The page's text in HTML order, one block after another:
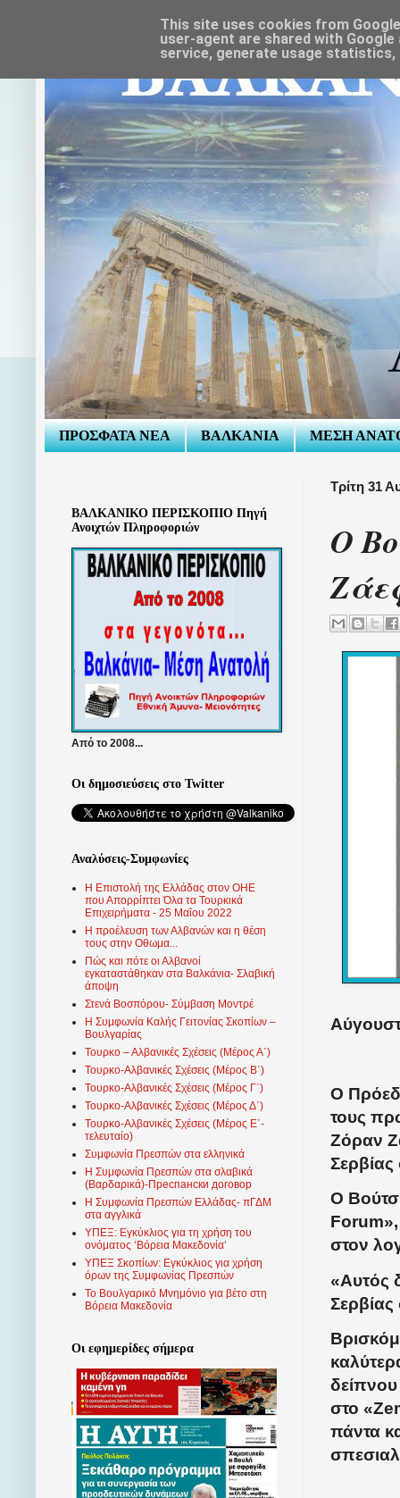
ΠΡΟΣΦΑΤΑ ΝΕΑ ΒΑΛΚΑΝΙΑ ΜΕΣΗ
Τρίτη 31
Ο
Ο
τους
Ζόραν
Ο
Forum»,
στον
«Αυτός
στο
πάντα
ΒΑΛΚΑΝΙΚΟ ΠΕΡΙΣΚΟΠΙΟ Πηγή
Ανοιχτών Πληροφοριών
Από το 2008...
Οι δημοσιεύσεις στο Twitter
Αναλύσεις-Συμφωνίες
Η Επιστολή της Ελλάδας στον ΟΗΕ
που Απορρίπτει Όλα τα Τουρκικά
Επιχειρήματα - 25 Μαΐου 2022
Η προέλευση των Αλβανών και η θέση
τους στην Οθωμα...
Πώς και πότε οι Αλβανοί
εγκαταστάθηκαν στα Βαλκάνια- Σλαβική
άποψη
Στενά Βοσπόρου- Σύμβαση Μοντρέ
Η Συμφωνία Καλής Γειτονίας Σκοπίων –
Βουλγαρίας
Τουρκο – Αλβανικές Σχέσεις (Mέρος Α΄)
Τουρκο-Αλβανικές Σχέσεις (Μέρος Β΄)
Τουρκο-Αλβανικές Σχέσεις (Μέρος Γ΄)
Τουρκο-Αλβανικές Σχέσεις (Μέρος Δ΄)
Τουρκο-Αλβανικές Σχέσεις (Μέρος Ε΄-
τελευταίο)
Συμφωνία Πρεσπών στα ελληνικά
Η Συμφωνία Πρεσπών στα σλαβικά
(Βαρδαρικά)-Преспански договор
Η Συμφωνία Πρεσπών Ελλάδας- πΓΔΜ
στα αγγλικά
ΥΠΕΞ: Εγκύκλιος για τη χρήση του
ονόματος ‘Βόρεια Μακεδονία’
ΥΠΕΞ Σκοπίων: Εγκύκλιος για χρήση
όρων της Συμφωνίας Πρεσπών
Το Βουλγαρικό Μνημόνιο για βέτο στη
Βόρεια Μακεδονία
Οι εφημερίδες σήμερα
This site uses cookies from
user-agent are shared with
service, generate usage statistics,